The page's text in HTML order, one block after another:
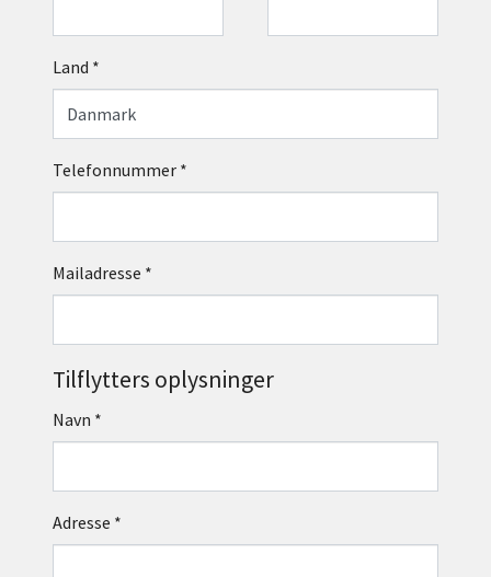
Land *
Telefonnummer *
Mailadresse *
Tilflytters oplysninger
Navn *
Adresse *